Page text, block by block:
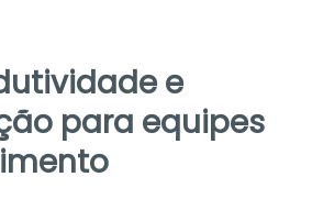
e
para equipes